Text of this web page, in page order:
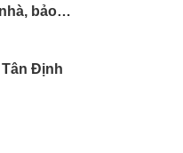
bảo
Định